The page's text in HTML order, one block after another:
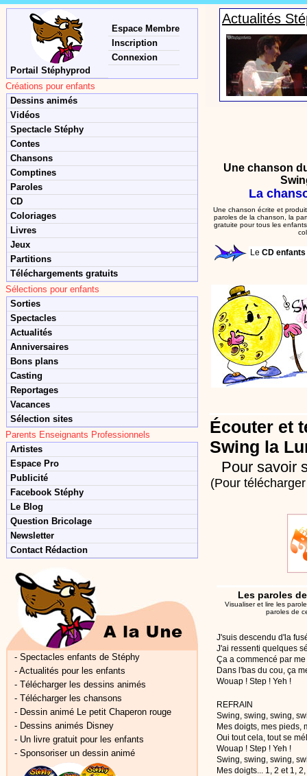
Portail Stéphyprod
Espace Membre
Inscription
Connexion
Créations pour enfants
Dessins animés
Vidéos
Spectacle Stéphy
Contes
Chansons
Comptines
Paroles
CD
Coloriages
Livres
Jeux
Partitions
Téléchargements gratuits
Sélections pour enfants
Sorties
Spectacles
Actualités
Anniversaires
Bons plans
Casting
Reportages
Vacances
Sélection sites
Parents Enseignants Professionnels
Artistes
Espace Pro
Publicité
Facebook Stéphy
Le Blog
Question Bricolage
Newsletter
Contact Rédaction
- Spectacles enfants de Stéphy
- Actualités pour les enfants
- Télécharger les dessins animés
- Télécharger les chansons
- Dessin animé Le petit Chaperon rouge
- Dessins animés Disney
- Un livre gratuit pour les enfants
- Sponsoriser un dessin animé
Actualités
Une chanson
La
Une chanson écrite et
paroles de la chanson, la
gratuite pour tous les
Le CD enfants
Écouter et
Swing la
Pour savoir
(Pour
Les paroles
Visualiser et lire les
paroles de
J'suis descendu d'la
J'ai ressenti quelques
Ça a commencé par
Dans l'bas du cou, ça
Wouap ! Step ! Yeh !
REFRAIN
Swing, swing, swing,
Mes doigts, mes pieds,
Oui tout cela, tout se
Wouap ! Step ! Yeh !
Swing, swing, swing,
Mes doigts... 1, 2 et 1,